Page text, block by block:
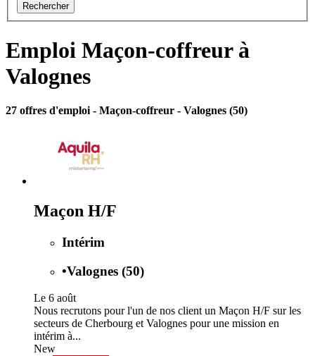
Rechercher
Emploi Maçon-coffreur à
Valognes
27 offres d'emploi - Maçon-coffreur - Valognes (50)
Maçon H/F
Intérim
•Valognes (50)
Le 6 août
Nous recrutons pour l'un de nos client un Maçon H/F sur les
secteurs de Cherbourg et Valognes pour une mission en
intérim à...
New